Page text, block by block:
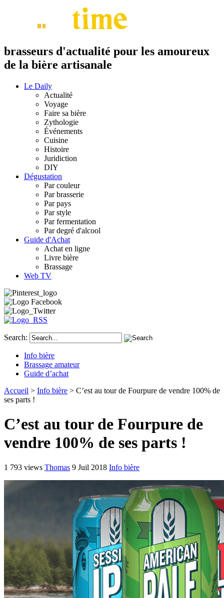
brasseurs d'actualité pour les amoureux
de la bière artisanale
Le Daily
Actualité
Voyage
Faire sa bière
Zythologie
Événements
Cuisine
Histoire
Juridiction
DIY
Dégustation
Par couleur
Par brasserie
Par pays
Par style
Par fermentation
Par degré d'alcool
Guide d'Achat
Achat en ligne
Livre bière
Brassage
Web TV
Search:
Info bière
Brassage amateur
Guide d’achat
Accueil > Info bière > C’est au tour de Fourpure de vendre 100% de
ses parts !
C’est au tour de Fourpure de
vendre 100% de ses parts !
1 793 views Thomas 9 Juil 2018 Info bière